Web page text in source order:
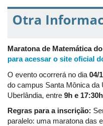
de vídeo, um tutorial com
gravação de sua
LaTeX pode ser acessado
Otra
Maratona de Matemática
para acessar o site oficial
O evento ocorrerá no dia 04/
do campus Santa Mônica da
Uberlândia, entre 9h e 17:30h
Regras para a inscrição:
paralelo: uma maratona das